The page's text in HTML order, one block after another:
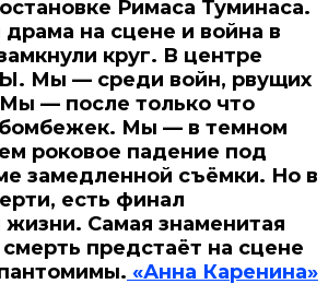
Римаса Туминаса.
на сцене и война в
круг. В центре
Мы — среди войн, рвущих
— после только что
Мы — в темном
роковое падение под
замедленной съёмки. Но в
есть финал
жизни. Самая знаменитая
предстаёт на сцене
«Анна Каренина»